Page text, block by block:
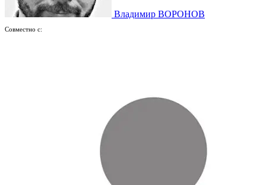
Владимир ВОРОНОВ
Совместно с: